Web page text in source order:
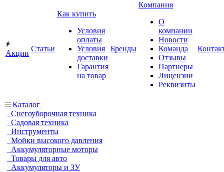
Акции
Статьи
Как купить
Условия
оплаты
Условия
доставки
Гарантия
на товар
Бренды
Компания
О
компании
Новости
Команда
Отзывы
Партнеры
Лицензии
Реквизиты
Каталог
Снегоуборочная техника
Садовая техника
Инструменты
Мойки высокого давления
Аккумуляторные моторы
Товары для авто
Аккумуляторы и ЗУ